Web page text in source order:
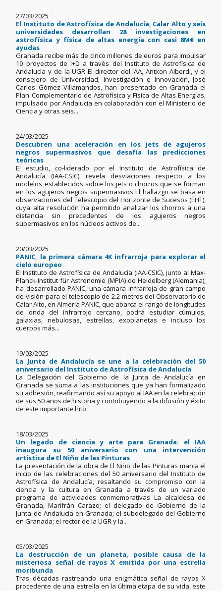
27/03/2025
El Instituto de Astrofísica de Andalucía, Calar Alto y seis
universidades desarrollan 28 investigaciones en
astrofísica y física de altas energía con casi 8M€ en
ayudas
Granada recibe más de cinco millones de euros para impulsar
19 proyectos de I+D a través del Instituto de Astrofísica de
Andalucía y de la UGR El director del IAA, Antxon Alberdi, y el
consejero de Universidad, Investigación e Innovación, José
Carlos Gómez Villamandos, han presentado en Granada el
Plan Complementario de Astrofísica y Física de Altas Energías,
impulsado por Andalucía en colaboración con el Ministerio de
Ciencia y otras seis...
24/03/2025
Descubren una aceleración en los jets de agujeros
negros supermasivos que desafía las predicciones
teóricas
El estudio, co-liderado por el Instituto de Astrofísica de
Andalucía (IAA-CSIC), revela desviaciones respecto a los
modelos establecidos sobre los jets o chorros que se forman
en los agujeros negros supermasivos El hallazgo se basa en
observaciones del Telescopio del Horizonte de Sucesos (EHT),
cuya alta resolución ha permitido analizar los chorros a una
distancia sin precedentes de los agujeros negros
supermasivos en los núcleos activos de...
20/03/2025
PANIC, la primera cámara 4K infrarroja para explorar el
cielo europeo
El Instituto de Astrofísica de Andalucía (IAA-CSIC), junto al Max-
Planck-Institut für Astronomie (MPIA) de Heidelberg (Alemania),
ha desarrollado PANIC, una cámara infrarroja de gran campo
de visión para el telescopio de 2.2 metros del Observatorio de
Calar Alto, en Almería PANIC, que abarca el rango de longitudes
de onda del infrarrojo cercano, podrá estudiar cúmulos,
galaxias, nebulosas, estrellas, exoplanetas e incluso los
cuerpos más...
19/03/2025
La Junta de Andalucía se une a la celebración del 50
aniversario del Instituto de Astrofísica de Andalucía
La Delegación del Gobierno de la Junta de Andalucía en
Granada se suma a las instituciones que ya han formalizado
su adhesión, reafirmando así su apoyo al IAA en la celebración
de sus 50 años de historia y contribuyendo a la difusión y éxito
de este importante hito
18/03/2025
Un legado de ciencia y arte para Granada: el IAA
inaugura su 50 aniversario con una intervención
artística de El Niño de las Pinturas
La presentación de la obra de El Niño de las Pinturas marca el
inicio de las celebraciones del 50 aniversario del Instituto de
Astrofísica de Andalucía, resaltando su compromiso con la
ciencia y la cultura en Granada a través de un variado
programa de actividades conmemorativas La alcaldesa de
Granada, Marifrán Carazo; el delegado de Gobierno de la
Junta de Andalucía en Granada; el subdelegado del Gobierno
en Granada; el rector de la UGR y la...
05/03/2025
La destrucción de un planeta, posible causa de la
misteriosa señal de rayos X emitida por una estrella
moribunda
Tras décadas rastreando una enigmática señal de rayos X
procedente de una estrella en la última etapa de su vida, este